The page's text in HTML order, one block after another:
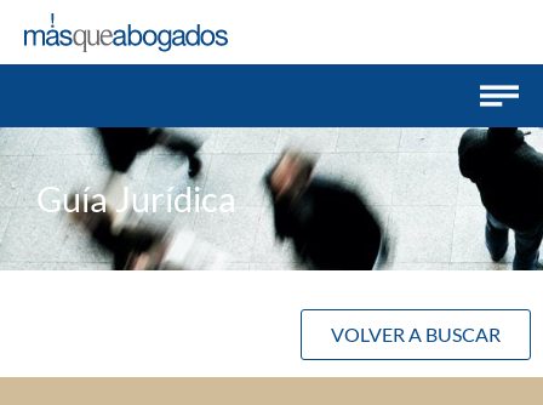
Guía Jurídica
VOLVER A BUSCAR